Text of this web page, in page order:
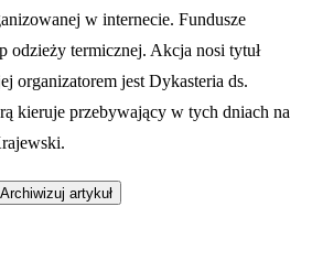
w internecie. Fundusze
odzieży termicznej. Akcja nosi tytuł
organizatorem jest Dykasteria ds.
kieruje przebywający w tych dniach na
Archiwizuj artykuł